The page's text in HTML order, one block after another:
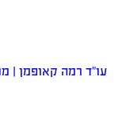
עו”ד רמה קאופמן |